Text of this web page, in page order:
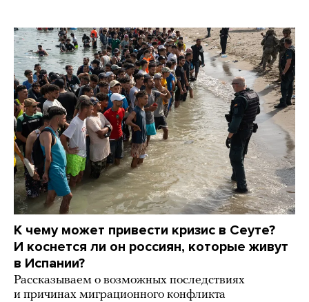
К чему может привести кризис в Сеуте?
И коснется ли он россиян, которые живут
в Испании?
Рассказываем о возможных последствиях
и причинах миграционного конфликта